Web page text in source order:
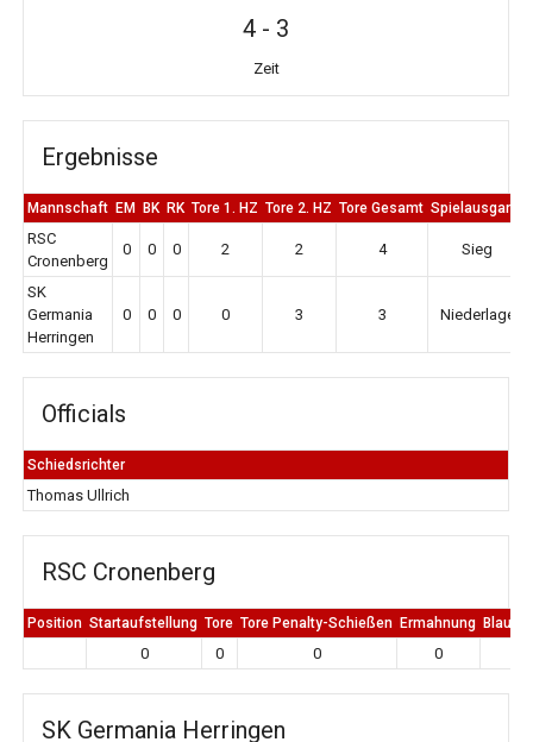
4 - 3
Zeit
Ergebnisse
Mannschaft EM BK RK Tore 1. HZ Tore 2. HZ Tore Gesamt Spielausgang
RSC
Cronenberg
0 0 0 2 2 4 Sieg
SK
Germania
Herringen
0 0 0 0 3 3 Niederlage
Officials
Schiedsrichter
Thomas Ullrich
RSC Cronenberg
Position Startaufstellung Tore Tore Penalty-Schießen Ermahnung Blaue
0 0 0 0
SK Germania Herringen